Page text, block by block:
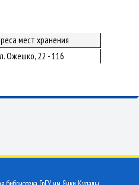
мест хранения
Ожешко, 22 - 116